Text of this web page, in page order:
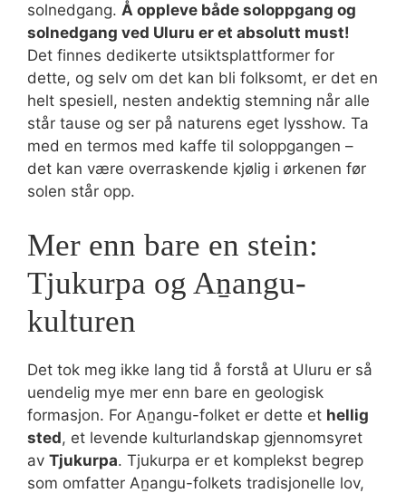
solnedgang. Å oppleve både soloppgang og
solnedgang ved Uluru er et absolutt must!
Det finnes dedikerte utsiktsplattformer for
dette, og selv om det kan bli folksomt, er det en
helt spesiell, nesten andektig stemning når alle
står tause og ser på naturens eget lysshow. Ta
med en termos med kaffe til soloppgangen –
det kan være overraskende kjølig i ørkenen før
solen står opp.
Mer enn bare en stein:
Tjukurpa og Aṉangu-
kulturen
Det tok meg ikke lang tid å forstå at Uluru er så
uendelig mye mer enn bare en geologisk
formasjon. For Aṉangu-folket er dette et hellig
sted, et levende kulturlandskap gjennomsyret
av Tjukurpa. Tjukurpa er et komplekst begrep
som omfatter Aṉangu-folkets tradisjonelle lov,